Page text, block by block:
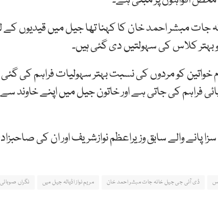
مبشر احمد خان کا کہنا تھا جیل میں قیدیوں کے لیے
بہتر کلاس کی سہولتیں دی گئی ہیں۔
خواتین کو مردوں کی نسبت بہتر سہولیات فراہم کی
فراہم کی جاتی ہے اور خاتون جیل میں اپنے خاوند
پانے والے سابق وزیراعظم نوازشریف اور ان کی
ڈی آئی جی جیل خانہ جات مبشر احمد خان مریم نواز اڈیالہ جیل میں نگراں